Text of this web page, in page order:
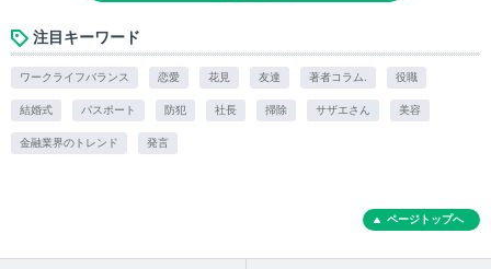
注目キーワード
ワークライフバランス 恋愛 花見 友達 著者コラム. 役職
結婚式 パスポート 防犯 社長 掃除 サザエさん 美容
金融業界のトレンド 発言
ページトップへ